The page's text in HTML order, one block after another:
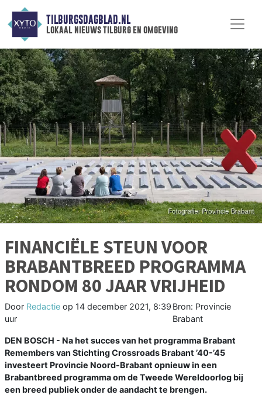
TILBURGSDAGBLAD.NL
lokaal nieuws tilburg en omgeving
FINANCIËLE STEUN VOOR
BRABANTBREED PROGRAMMA
RONDOM 80 JAAR VRIJHEID
Door Redactie op 14 december 2021, 8:39
uur
Bron: Provincie
Brabant
DEN BOSCH - Na het succes van het programma Brabant
Remembers van Stichting Crossroads Brabant ’40-’45
investeert Provincie Noord-Brabant opnieuw in een
Brabantbreed programma om de Tweede Wereldoorlog bij
een breed publiek onder de aandacht te brengen.